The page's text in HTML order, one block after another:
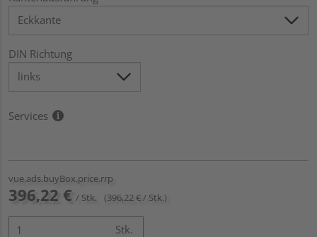
DIN Richtung
Services
vue.ads.buyBox.price.rrp
396,22 € / Stk. (396,22 € / Stk.)
Stk.